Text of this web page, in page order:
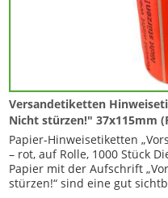
Versandetiketten
Nicht stürzen!" 37x115mm
Papier-Hinweisetiketten
– rot, auf Rolle, 1000 Stück
Papier mit der Aufschrift
stürzen!“ sind eine gut